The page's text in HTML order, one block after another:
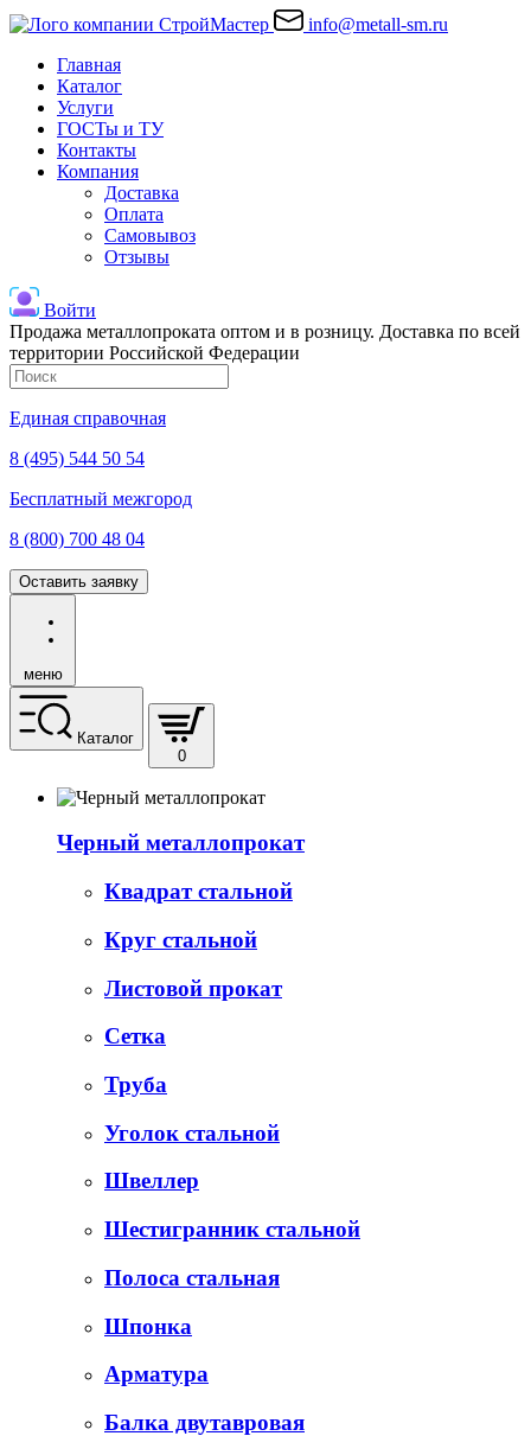
info@metall-sm.ru
Главная
Каталог
Услуги
ГОСТы и ТУ
Контакты
Компания
Доставка
Оплата
Самовывоз
Отзывы
Войти
Продажа металлопроката оптом и в розницу. Доставка по всей
территории Российской Федерации
Единая справочная
8 (495) 544 50 54
Бесплатный межгород
8 (800) 700 48 04
Оставить заявку
меню
Каталог
0
Черный металлопрокат
Квадрат стальной
Круг стальной
Листовой прокат
Сетка
Труба
Уголок стальной
Швеллер
Шестигранник стальной
Полоса стальная
Шпонка
Арматура
Балка двутавровая